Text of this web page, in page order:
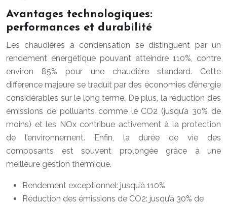
Avantages technologiques:
performances et durabilité
Les chaudières à condensation se distinguent par un
rendement énergétique pouvant atteindre 110%, contre
environ 85% pour une chaudière standard. Cette
différence majeure se traduit par des économies d’énergie
considérables sur le long terme. De plus, la réduction des
émissions de polluants comme le CO2 (jusqu’à 30% de
moins) et les NOx contribue activement à la protection
de l’environnement. Enfin, la durée de vie des
composants est souvent prolongée grâce à une
meilleure gestion thermique.
Rendement exceptionnel: jusqu’à 110%
Réduction des émissions de CO2: jusqu’à 30% de